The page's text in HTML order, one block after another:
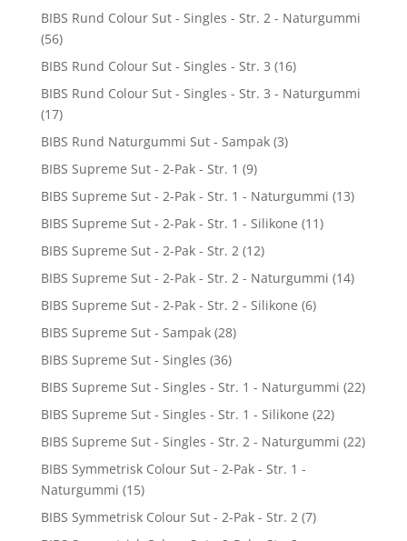
BIBS Rund Colour Sut - Singles - Str. 2 - Naturgummi
(56)
BIBS Rund Colour Sut - Singles - Str. 3 (16)
BIBS Rund Colour Sut - Singles - Str. 3 - Naturgummi
(17)
BIBS Rund Naturgummi Sut - Sampak (3)
BIBS Supreme Sut - 2-Pak - Str. 1 (9)
BIBS Supreme Sut - 2-Pak - Str. 1 - Naturgummi (13)
BIBS Supreme Sut - 2-Pak - Str. 1 - Silikone (11)
BIBS Supreme Sut - 2-Pak - Str. 2 (12)
BIBS Supreme Sut - 2-Pak - Str. 2 - Naturgummi (14)
BIBS Supreme Sut - 2-Pak - Str. 2 - Silikone (6)
BIBS Supreme Sut - Sampak (28)
BIBS Supreme Sut - Singles (36)
BIBS Supreme Sut - Singles - Str. 1 - Naturgummi (22)
BIBS Supreme Sut - Singles - Str. 1 - Silikone (22)
BIBS Supreme Sut - Singles - Str. 2 - Naturgummi (22)
BIBS Symmetrisk Colour Sut - 2-Pak - Str. 1 -
Naturgummi (15)
BIBS Symmetrisk Colour Sut - 2-Pak - Str. 2 (7)